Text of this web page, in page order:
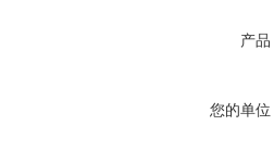
产品
您的单位